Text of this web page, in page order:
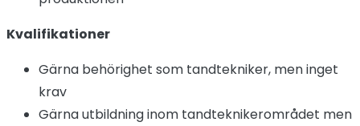
Kvalifikationer
Gärna behörighet som tandtekniker, men inget
krav
Gärna utbildning inom tandteknikerområdet men